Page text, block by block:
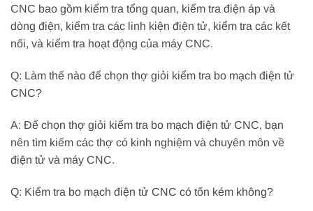
CNC bao gồm kiểm tra tổng quan, kiểm tra điện áp và
dòng điện, kiểm tra các linh kiện điện tử, kiểm tra các kết
nối, và kiểm tra hoạt động của máy CNC.
Q: Làm thế nào để chọn thợ giỏi kiểm tra bo mạch điện tử
CNC?
A: Để chọn thợ giỏi kiểm tra bo mạch điện tử CNC, bạn
nên tìm kiếm các thợ có kinh nghiệm và chuyên môn về
điện tử và máy CNC.
Q: Kiểm tra bo mạch điện tử CNC có tốn kém không?